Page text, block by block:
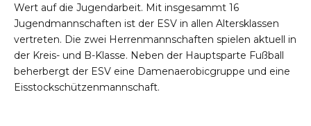
Wert auf die Jugendarbeit. Mit insgesammt 16
Jugendmannschaften ist der ESV in allen Altersklassen
vertreten. Die zwei Herrenmannschaften spielen aktuell in
der Kreis- und B-Klasse. Neben der Hauptsparte Fußball
beherbergt der ESV eine Damenaerobicgruppe und eine
Eisstockschützenmannschaft.